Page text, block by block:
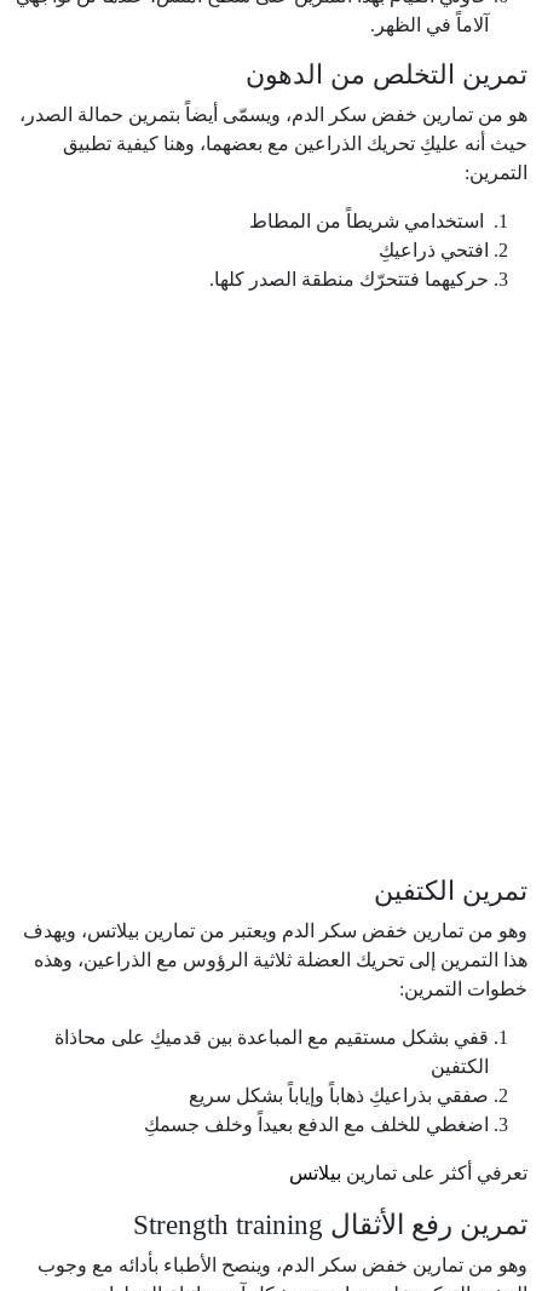
آلاماً في الظهر.
تمرين التخلص من الدهون
هو من تمارين خفض سكر الدم، ويسمّى أيضاً بتمرين حمالة الصدر،
حيث أنه عليكِ تحريك الذراعين مع بعضهما، وهنا كيفية تطبيق
التمرين:
استخدامي شريطاً من المطاط
افتحي ذراعيكِ
حركيهما فتتحرّك منطقة الصدر كلها.
تمرين الكتفين
وهو من تمارين خفض سكر الدم ويعتبر من تمارين بيلاتس، ويهدف
هذا التمرين إلى تحريك العضلة ثلاثية الرؤوس مع الذراعين، وهذه
خطوات التمرين:
قفي بشكل مستقيم مع المباعدة بين قدميكِ على محاذاة
الكتفين
صفقي بذراعيكِ ذهاباً وإياباً بشكل سريع
اضغطي للخلف مع الدفع بعيداً وخلف جسمكِ
تعرفي أكثر على تمارين بيلاتس
تمرين رفع الأثقال Strength training
وهو من تمارين خفض سكر الدم، وينصح الأطباء بأدائه مع وجوب